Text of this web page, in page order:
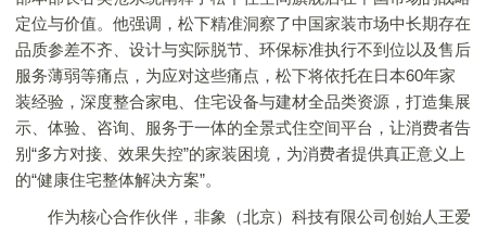
定位与价值。他强调，松下精准洞察了中国家装市场中长期存在
品质参差不齐、设计与实际脱节、环保标准执行不到位以及售后
服务薄弱等痛点，为应对这些痛点，松下将依托在日本60年家
装经验，深度整合家电、住宅设备与建材全品类资源，打造集展
示、体验、咨询、服务于一体的全景式住空间平台，让消费者告
别“多方对接、效果失控”的家装困境，为消费者提供真正意义上
的“健康住宅整体解决方案”。
作为核心合作伙伴，非象（北京）科技有限公司创始人王爱